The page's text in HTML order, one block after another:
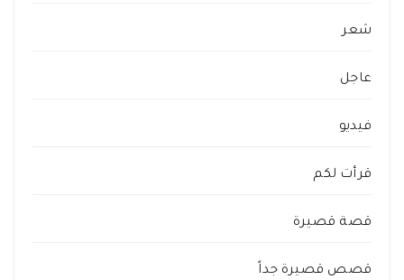
شعر
عاجل
فيديو
قرأت لكم
قصة قصيرة
قصص قصيرة جداً